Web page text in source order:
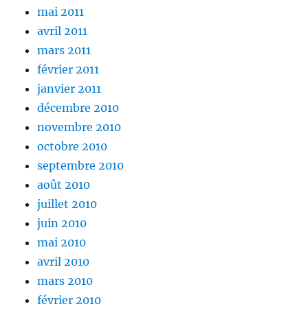
mai 2011
avril 2011
mars 2011
février 2011
janvier 2011
décembre 2010
novembre 2010
octobre 2010
septembre 2010
août 2010
juillet 2010
juin 2010
mai 2010
avril 2010
mars 2010
février 2010